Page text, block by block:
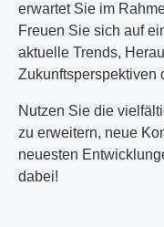
erwartet Sie im
Freuen Sie sich auf
aktuelle Trends,
Zukunftsperspektiven
Nutzen Sie die
zu erweitern, neue
neuesten
dabei!